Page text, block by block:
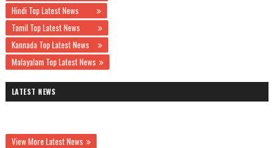
Hindi Top Latest News
Tamil Top Latest News
Kannada Top Latest News
Malayalam Top Latest News
LATEST NEWS
View More Latest News